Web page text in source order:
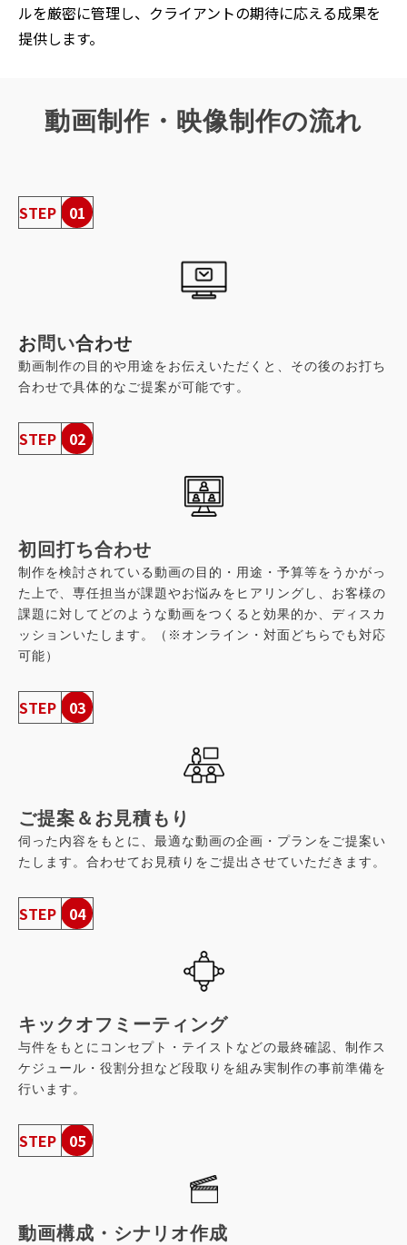
ルを厳密に管理し、クライアントの期待に応える成果を
提供します。
動画制作・映像制作の流れ
STEP 01
お問い合わせ
動画制作の目的や用途をお伝えいただくと、その後のお打ち
合わせで具体的なご提案が可能です。
STEP 02
初回打ち合わせ
制作を検討されている動画の目的・用途・予算等をうかがっ
た上で、専任担当が課題やお悩みをヒアリングし、お客様の
課題に対してどのような動画をつくると効果的か、ディスカ
ッションいたします。（※オンライン・対面どちらでも対応
可能）
STEP 03
ご提案＆お見積もり
伺った内容をもとに、最適な動画の企画・プランをご提案い
たします。合わせてお見積りをご提出させていただきます。
STEP 04
キックオフミーティング
与件をもとにコンセプト・テイストなどの最終確認、制作ス
ケジュール・役割分担など段取りを組み実制作の事前準備を
行います。
STEP 05
動画構成・シナリオ作成